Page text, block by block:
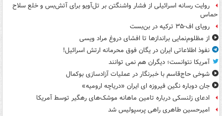
روایت رسانه اسرائیلی از فشار واشنگتن بر تل‌آویو برای آتش‌بس و خلع سلاح
حماس
رویای اف-۳۵ ترکیه در بن‌بست
از مظلوم‌نمایی براندازها تا افشای دروغ مراد ویسی
نفوذ اطلاعاتی ایران در یگان فوق محرمانه ارتش اسرائیل!
آمریکا نتوانست؛ دیگران هم نمی توانند
شوخی حاج‌قاسم با خبرنگار در عملیات آزادسازی بوکمال
جان دوباره نگین فیروزه ای ایران «دریاچه ارومیه»
ادعای زلنسکی درباره تامین ماهانه موشک‌های رهگیر توسط آمریکا
امیرحسین طاهری راهی پرسپولیس شد